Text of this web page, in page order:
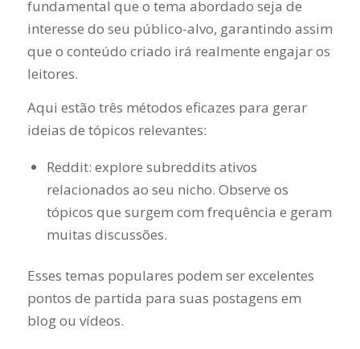
fundamental que o tema abordado seja de
interesse do seu público-alvo, garantindo assim
que o conteúdo criado irá realmente engajar os
leitores.
Aqui estão três métodos eficazes para gerar
ideias de tópicos relevantes:
Reddit: explore subreddits ativos
relacionados ao seu nicho. Observe os
tópicos que surgem com frequência e geram
muitas discussões.
Esses temas populares podem ser excelentes
pontos de partida para suas postagens em
blog ou vídeos.